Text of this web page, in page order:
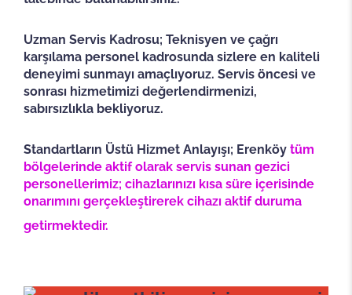
Uzman Servis Kadrosu; Teknisyen ve çağrı
karşılama personel kadrosunda sizlere en kaliteli
deneyimi sunmayı amaçlıyoruz. Servis öncesi ve
sonrası hizmetimizi değerlendirmenizi,
sabırsızlıkla bekliyoruz.
Standartların Üstü Hizmet Anlayışı; Erenköy tüm
bölgelerinde aktif olarak servis sunan gezici
personellerimiz; cihazlarınızı kısa süre içerisinde
onarımını gerçekleştirerek cihazı aktif duruma
getirmektedir.